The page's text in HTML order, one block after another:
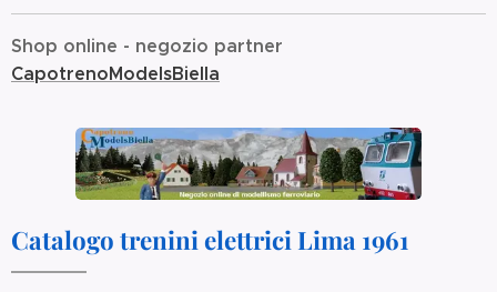
Shop online - negozio partner
CapotrenoModelsBiella
Catalogo trenini elettrici Lima 1961